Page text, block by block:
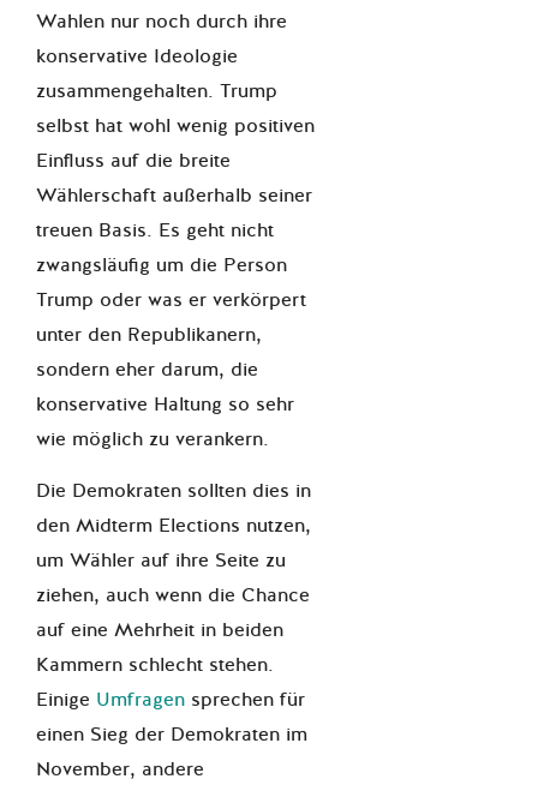
Wahlen nur noch durch ihre
konservative Ideologie
zusammengehalten. Trump
selbst hat wohl wenig positiven
Einfluss auf die breite
Wählerschaft außerhalb seiner
treuen Basis. Es geht nicht
zwangsläufig um die Person
Trump oder was er verkörpert
unter den Republikanern,
sondern eher darum, die
konservative Haltung so sehr
wie möglich zu verankern.
Die Demokraten sollten dies in
den Midterm Elections nutzen,
um Wähler auf ihre Seite zu
ziehen, auch wenn die Chance
auf eine Mehrheit in beiden
Kammern schlecht stehen.
Einige Umfragen sprechen für
einen Sieg der Demokraten im
November, andere